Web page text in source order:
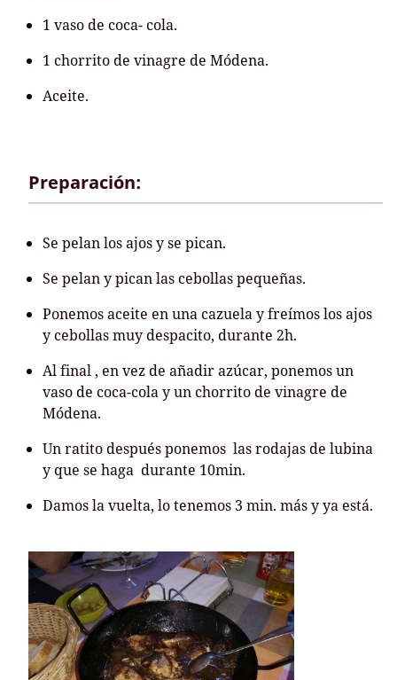
1 vaso de coca- cola.
1 chorrito de vinagre de Módena.
Aceite.
Preparación:
Se pelan los ajos y se pican.
Se pelan y pican las cebollas pequeñas.
Ponemos aceite en una cazuela y freímos los ajos
y cebollas muy despacito, durante 2h.
Al final , en vez de añadir azúcar, ponemos un
vaso de coca-cola y un chorrito de vinagre de
Módena.
Un ratito después ponemos las rodajas de lubina
y que se haga durante 10min.
Damos la vuelta, lo tenemos 3 min. más y ya está.